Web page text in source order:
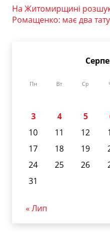
На Житомирщині
Ромащенко: має два
Пн Вт Ср
3
4 5
10
11 12
17
18 19
24
25 26
31
« Лип